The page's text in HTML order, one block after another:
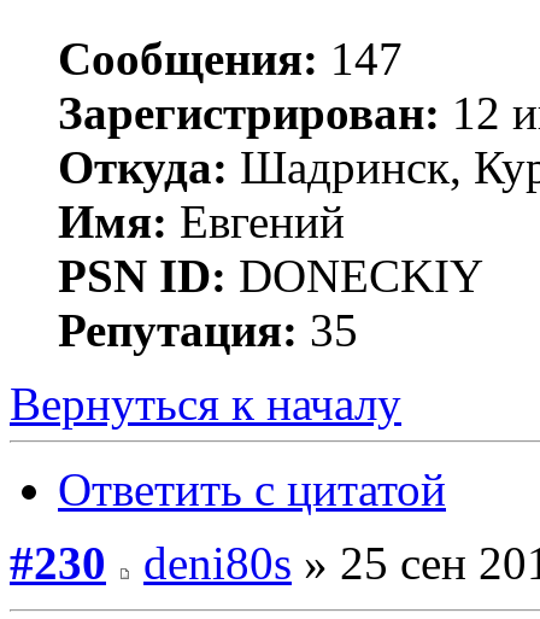
Сообщения: 147
Зарегистрирован: 12
Откуда: Шадринск,
Имя: Евгений
PSN ID: DONECKIY
Репутация: 35
Вернуться к началу
Ответить с цитатой
#230
deni80s » 25 сен